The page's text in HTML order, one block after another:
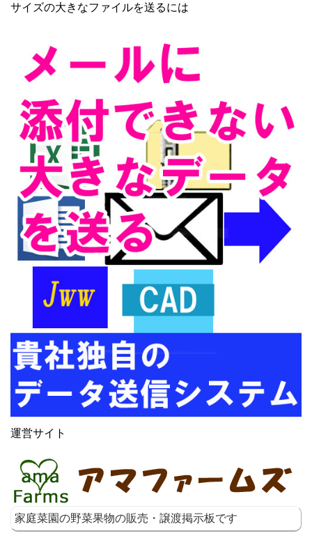
サイズの大きなファイルを送るには
運営サイト
家庭菜園の野菜果物の販売・譲渡掲示板です